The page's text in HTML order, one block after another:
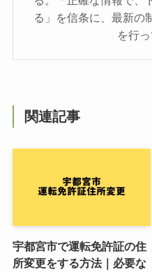
る」を信条に、最新の
を行っ
関連記事
宇都宮市で運転免許証の住
所変更をする方法｜必要な